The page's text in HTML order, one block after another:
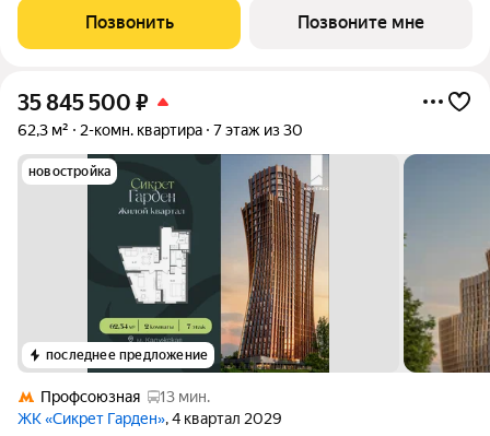
обслуживанием, располагается в районе Черёмушки на Юго-
Западе Москвы. Архитектура от
Позвонить Позвоните мне
35 845 500 ₽
62,3 м² 2-комн. квартира 7 этаж из 30
новостройка
последнее предложение
Профсоюзная
13 мин.
ЖК «Сикрет Гарден», 4 квартал 2029